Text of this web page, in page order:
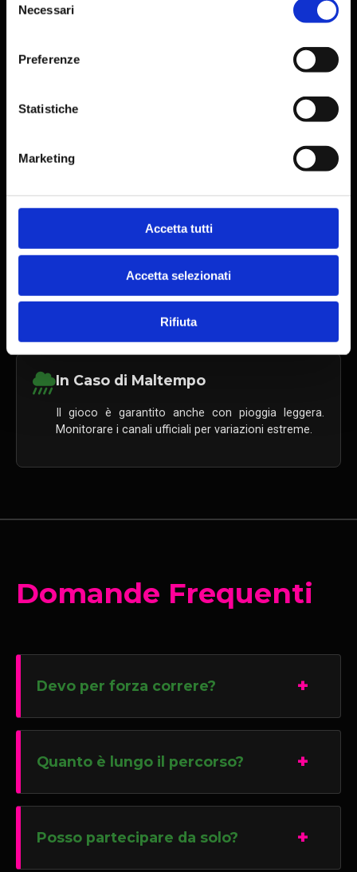
delNecessari
Preferenze
Statistiche
Marketing
Accetta tutti
Accetta selezionati
Rifiuta
12:45
finali
WebApp Dedicata
dello smartphone.
L'evento si svolge su strade aperte al pubblico. È
obbligatorio il rispetto del Codice della Strada.
In Caso di Maltempo
Il gioco è garantito anche con pioggia leggera.
Monitorare i canali ufficiali per variazioni estreme.
Domande Frequenti
Devo per forza correre?
Quanto è lungo il percorso?
Posso partecipare da solo?